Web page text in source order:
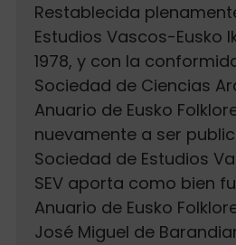
Restablecida
Estudios Vascos-Eusko
1978, y con la
Sociedad de Ciencias
Anuario de Eusko
nuevamente a ser
Sociedad de Estudios
SEV aporta como bien
Anuario de Eusko
José Miguel de